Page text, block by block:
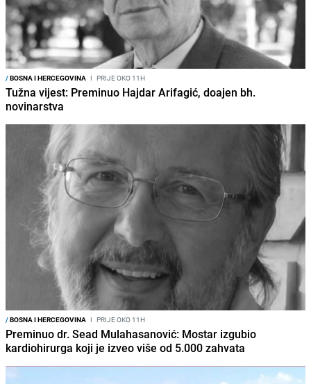
/BOSNA I HERCEGOVINA I PRIJE OKO 11H
Tužna vijest: Preminuo Hajdar Arifagić, doajen bh.
novinarstva
/BOSNA I HERCEGOVINA I PRIJE OKO 11H
Preminuo dr. Sead Mulahasanović: Mostar izgubio
kardiohirurga koji je izveo više od 5.000 zahvata